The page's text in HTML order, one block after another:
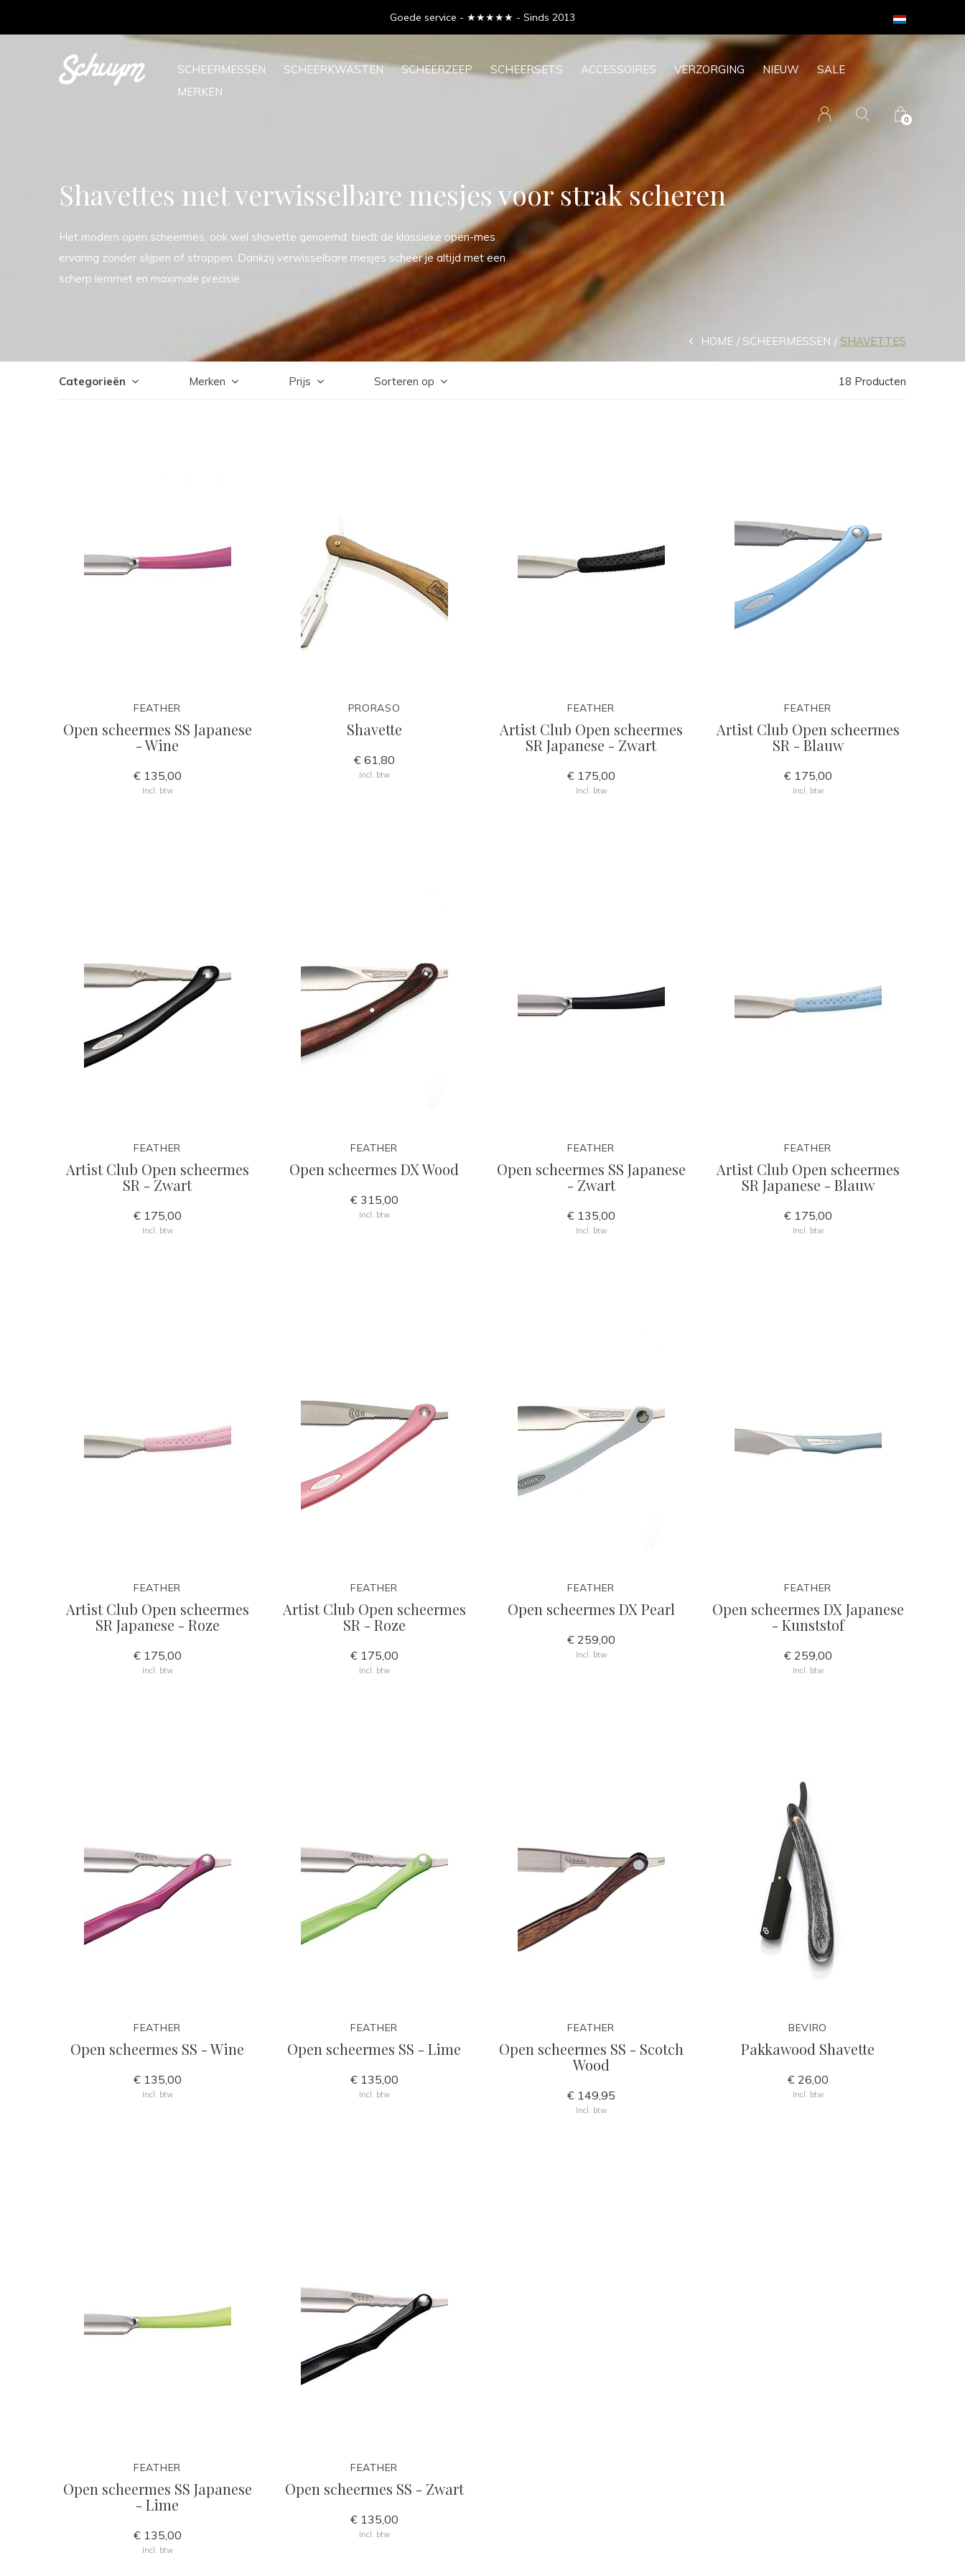
SCHEERMESSEN SCHEERKWASTEN SCHEERZEEP SCHEERSETS ACCESSOIRES VERZORGING NIEUW
SALE
MERKEN
0
Goede service - ★★★★★ - Sinds 2013
Shavettes met verwisselbare mesjes voor strak scheren
Het modern open scheermes, ook wel shavette genoemd, biedt de klassieke open-mes
ervaring zonder slijpen of stroppen. Dankzij verwisselbare mesjes scheer je altijd met een
scherp lemmet en maximale precisie.
HOME SCHEERMESSEN SHAVETTES
Categorieën Merken Prijs Sorteren op 18 Producten
FEATHER
Open scheermes SS Japanese
- Wine
€ 135,00
Incl. btw
PRORASO
Shavette
€ 61,80
Incl. btw
FEATHER
Artist Club Open scheermes
SR Japanese - Zwart
€ 175,00
Incl. btw
FEATHER
Artist Club Open scheermes
SR - Blauw
€ 175,00
Incl. btw
FEATHER
Artist Club Open scheermes
SR - Zwart
€ 175,00
Incl. btw
FEATHER
Open scheermes DX Wood
€ 315,00
Incl. btw
FEATHER
Open scheermes SS Japanese
- Zwart
€ 135,00
Incl. btw
FEATHER
Artist Club Open scheermes
SR Japanese - Blauw
€ 175,00
Incl. btw
FEATHER
Artist Club Open scheermes
SR Japanese - Roze
€ 175,00
Incl. btw
FEATHER
Artist Club Open scheermes
SR - Roze
€ 175,00
Incl. btw
FEATHER
Open scheermes DX Pearl
€ 259,00
Incl. btw
FEATHER
Open scheermes DX Japanese
- Kunststof
€ 259,00
Incl. btw
FEATHER
Open scheermes SS - Wine
€ 135,00
Incl. btw
FEATHER
Open scheermes SS - Lime
€ 135,00
Incl. btw
FEATHER
Open scheermes SS - Scotch
Wood
€ 149,95
Incl. btw
BEVIRO
Pakkawood Shavette
€ 26,00
Incl. btw
FEATHER
Open scheermes SS Japanese
- Lime
€ 135,00
Incl. btw
FEATHER
Open scheermes SS - Zwart
€ 135,00
Incl. btw